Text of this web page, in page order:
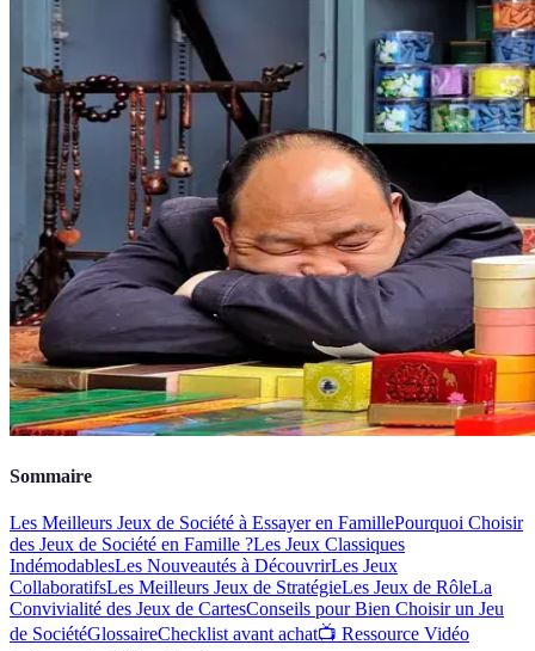
Sommaire
Les Meilleurs Jeux de Société à Essayer en FamillePourquoi Choisir
des Jeux de Société en Famille ?Les Jeux Classiques
IndémodablesLes Nouveautés à DécouvrirLes Jeux
CollaboratifsLes Meilleurs Jeux de StratégieLes Jeux de RôleLa
Convivialité des Jeux de CartesConseils pour Bien Choisir un Jeu
de SociétéGlossaireChecklist avant achat📺 Ressource Vidéo